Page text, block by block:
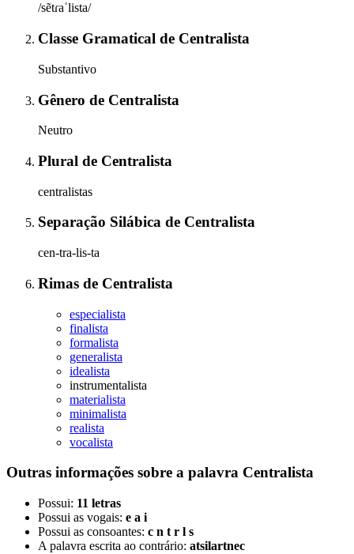
/sẽtɾaˈlista/
Classe Gramatical de Centralista
Substantivo
Gênero de Centralista
Neutro
Plural de Centralista
centralistas
Separação Silábica de Centralista
cen-tra-lis-ta
Rimas de Centralista
especialista
finalista
formalista
generalista
idealista
instrumentalista
materialista
minimalista
realista
vocalista
Outras informações sobre a palavra Centralista
Possui: 11 letras
Possui as vogais: e a i
Possui as consoantes: c n t r l s
A palavra escrita ao contrário: atsilartnec